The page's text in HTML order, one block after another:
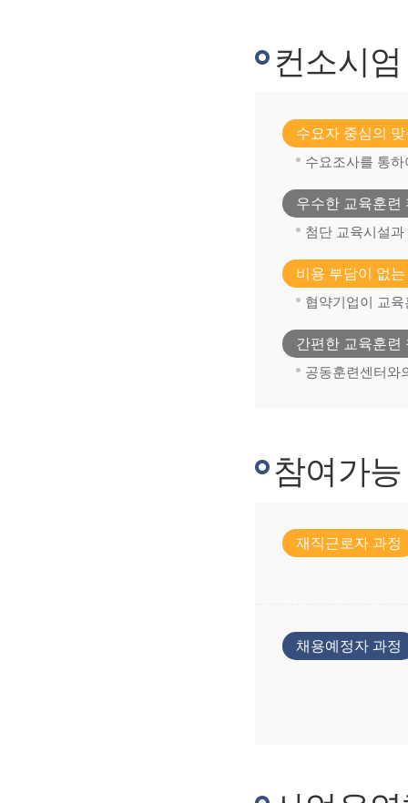
컨소시
수요자 중심의
수요조사를 통
우수한 교육훈련
첨단 교육시설
비용 부담이 없
협약기업이 교
간편한 교육훈련
공동훈련센터와
참여가
재직근로자 과정
채용예정자 과정